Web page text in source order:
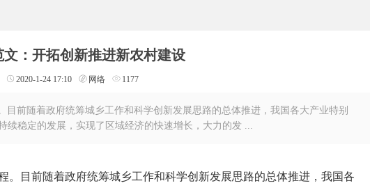
风采
文：开拓创新推进新农村建设
2020-1-24 17:10 网络 1177
目前随着政府统筹城乡工作和科学创新发展思路的总体推进，我国各大产业特别
续稳定的发展，实现了区域经济的快速增长，大力的发 ...
。目前随着政府统筹城乡工作和科学创新发展思路的总体推进，我国各